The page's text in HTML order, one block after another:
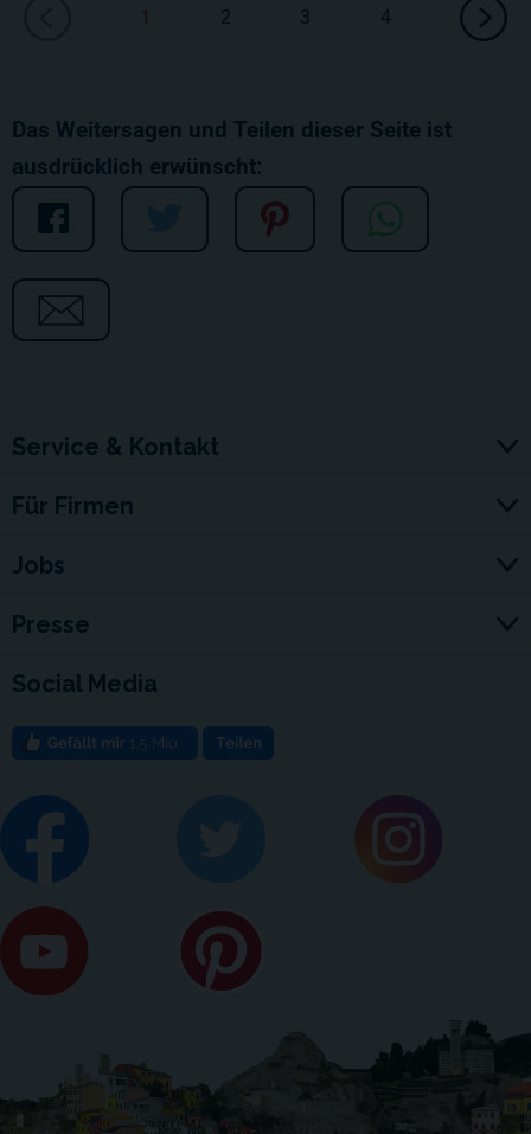
2 3 4
Das Weitersagen und Teilen dieser Seite ist
ausdrücklich erwünscht:
Service & Kontakt
Für Firmen
Jobs
Presse
Social Media